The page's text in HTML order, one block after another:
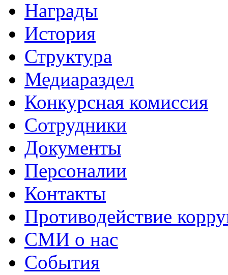
Награды
История
Структура
Медиараздел
Конкурсная комиссия
Сотрудники
Документы
Персоналии
Контакты
Противодействие
СМИ о нас
События